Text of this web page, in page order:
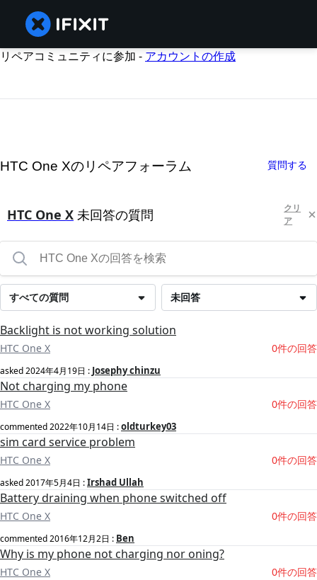
リペアコミュニティに参加 - アカウントの作成
HTC One Xのリペアフォーラム 質問する
HTC One X 未回答の質問
クリ
ア
未回答
すべての質問
Backlight is not working solution
HTC One X 0件の回答
asked2024年4月19日 : Josephy chinzu
Not charging my phone
HTC One X 0件の回答
commented2022年10月14日 :oldturkey03
sim card service problem
HTC One X 0件の回答
asked2017年5月4日 :Irshad Ullah
Battery draining when phone switched off
HTC One X 0件の回答
commented2016年12月2日 : Ben
Why is my phone not charging nor oning?
HTC One X 0件の回答